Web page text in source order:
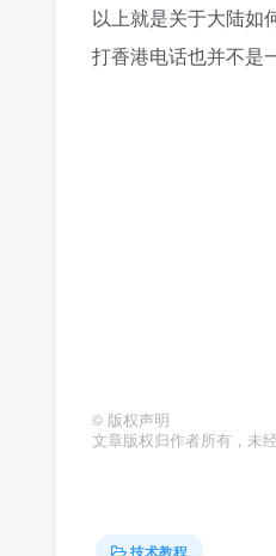
以上就是关于大陆如
打香港电话也并不是
© 版权声明
文章版权归作者所有，未
技术教程